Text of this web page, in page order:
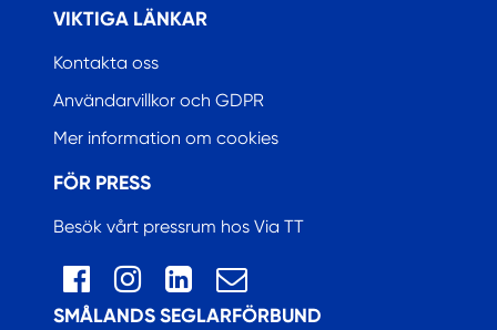
VIKTIGA LÄNKAR
Kontakta oss
Användarvillkor och GDPR
Mer information om cookies
FÖR PRESS
Besök vårt pressrum hos Via TT
SMÅLANDS SEGLARFÖRBUND